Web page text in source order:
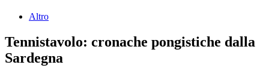
Altro
Tennistavolo: cronache pongistiche dalla
Sardegna